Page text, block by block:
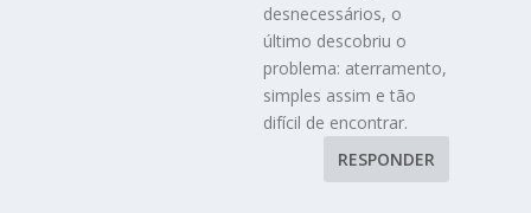
desnecessários, o
último descobriu o
problema: aterramento,
simples assim e tão
difícil de encontrar.
RESPONDER